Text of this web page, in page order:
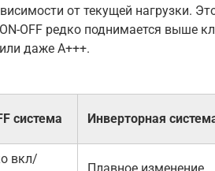
от текущей нагрузки.
OFF редко поднимается выше
даже A+++.
система Инверторная
вкл/